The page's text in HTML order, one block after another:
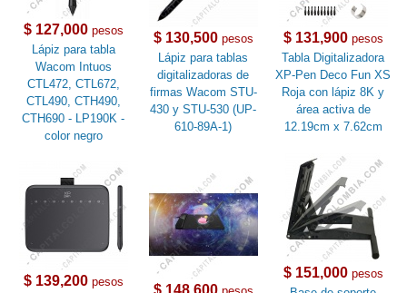
$ 127,000pesos
Lápiz para tabla
Wacom Intuos
CTL472, CTL672,
CTL490, CTH490,
CTH690 - LP190K -
color negro
$ 130,500pesos
Lápiz para tablas
digitalizadoras de
firmas Wacom STU-
430 y STU-530 (UP-
610-89A-1)
$ 131,900pesos
Tabla Digitalizadora
XP-Pen Deco Fun XS
Roja con lápiz 8K y
área activa de
12.19cm x 7.62cm
$ 139,200pesos
$ 151,000pesos